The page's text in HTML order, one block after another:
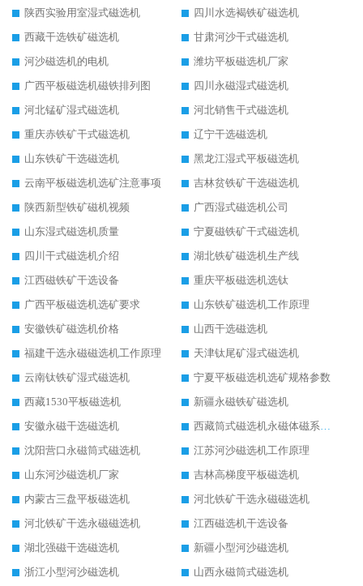
陕西实验用室湿式磁选机
四川水选褐铁矿磁选机
西藏干选铁矿磁选机
甘肃河沙干式磁选机
河沙磁选机的电机
潍坊平板磁选机厂家
广西平板磁选机磁铁排列图
四川永磁湿式磁选机
河北锰矿湿式磁选机
河北销售干式磁选机
重庆赤铁矿干式磁选机
辽宁干选磁选机
山东铁矿干选磁选机
黑龙江湿式平板磁选机
云南平板磁选机选矿注意事项
吉林贫铁矿干选磁选机
陕西新型铁矿磁机视频
广西湿式磁选机公司
山东湿式磁选机质量
宁夏磁铁矿干式磁选机
四川干式磁选机介绍
湖北铁矿磁选机生产线
江西磁铁矿干选设备
重庆平板磁选机选钛
广西平板磁选机选矿要求
山东铁矿磁选机工作原理
安徽铁矿磁选机价格
山西干选磁选机
福建干选永磁磁选机工作原理
天津钛尾矿湿式磁选机
云南钛铁矿湿式磁选机
宁夏平板磁选机选矿规格参数
西藏1530平板磁选机
新疆永磁铁矿磁选机
安徽永磁干选磁选机
西藏筒式磁选机永磁体磁系设计
沈阳营口永磁筒式磁选机
江苏河沙磁选机工作原理
山东河沙磁选机厂家
吉林高梯度平板磁选机
内蒙古三盘平板磁选机
河北铁矿干选永磁磁选机
河北铁矿干选永磁磁选机
江西磁选机干选设备
湖北强磁干选磁选机
新疆小型河沙磁选机
浙江小型河沙磁选机
山西永磁筒式磁选机